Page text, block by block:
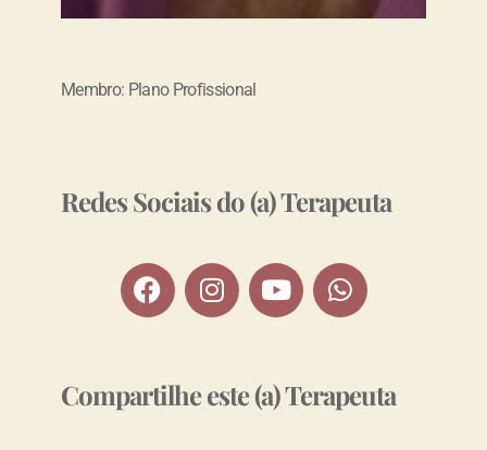
Membro: Plano Profissional
Redes Sociais do (a) Terapeuta
Compartilhe este (a) Terapeuta